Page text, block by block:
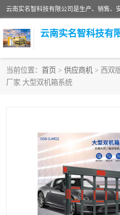
云南实名智科技有
当前位置： 首页 > 供应商机 > 西双
厂家 大型双机箱系统
车牌识别门系列
升降门系列
小门系列